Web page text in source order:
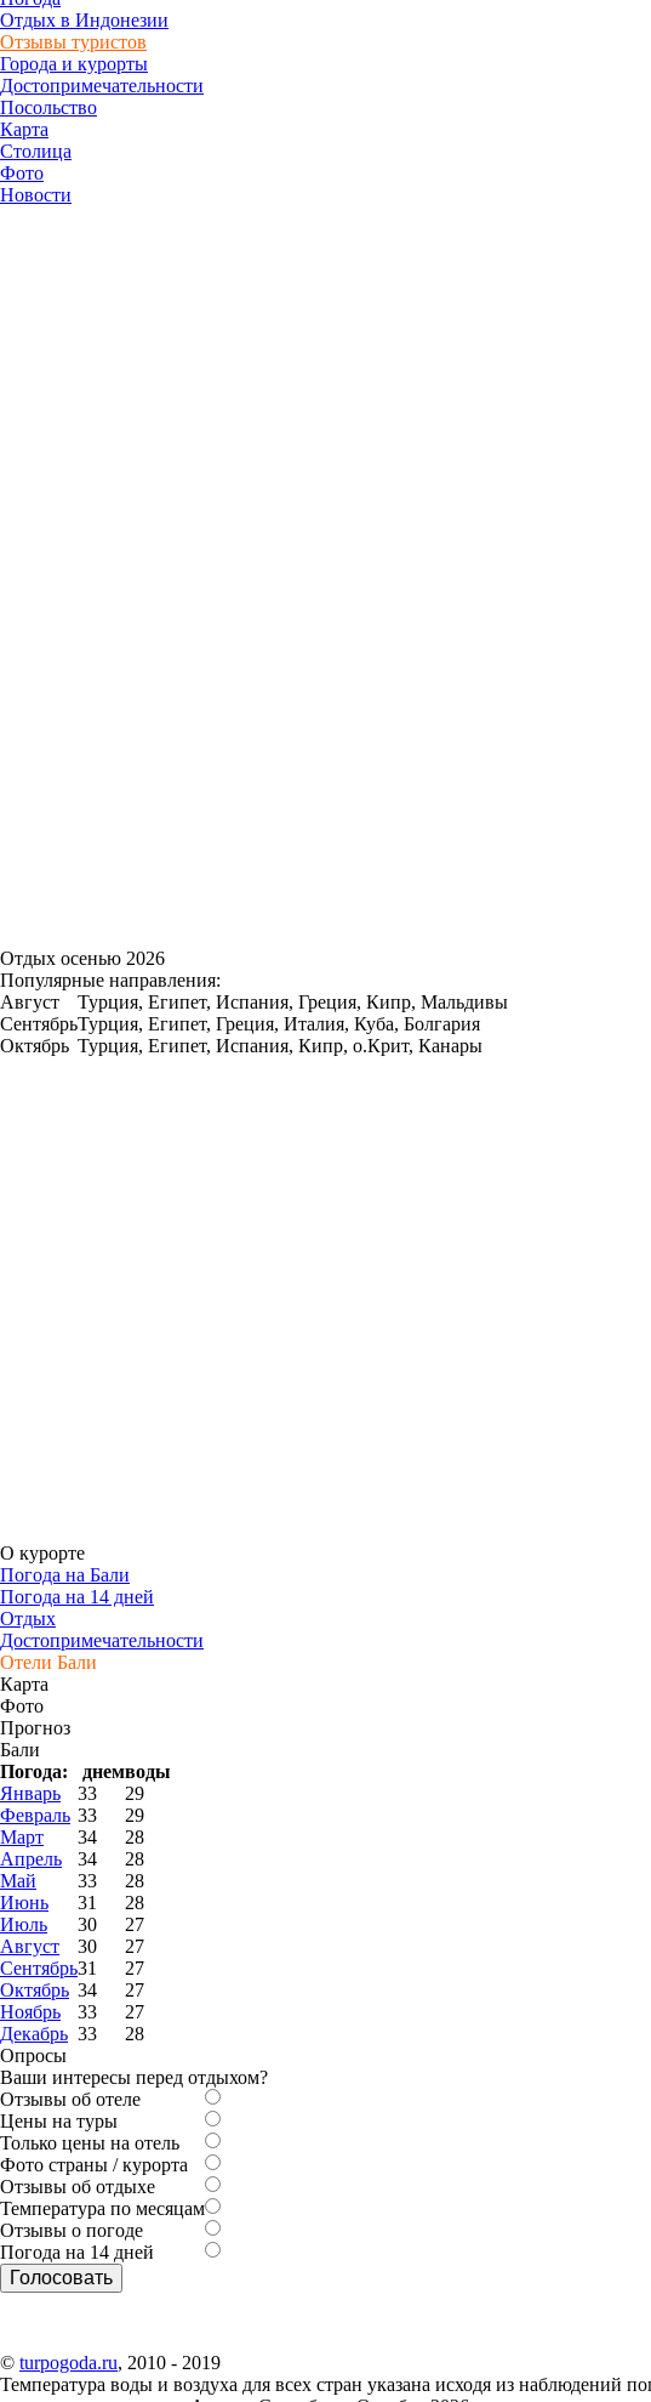
Отдых в Индонезии
Отзывы туристов
Города и курорты
Достопримечательности
Посольство
Карта
Столица
Фото
Новости
Отдых осенью 2026
Популярные направления:
Август
Турция, Египет, Испания, Греция, Кипр, Мальдивы
СентябрьТурция, Египет, Греция, Италия, Куба, Болгария
Октябрь Турция, Египет, Испания, Кипр, о.Крит, Канары
О курорте
Погода на Бали
Погода на 14 дней
Отдых
Достопримечательности
Отели Бали
Карта
Фото
Прогноз
Бали
Погода:
днемводы
Январь
33
29
Февраль 33
29
Март
34
28
Апрель
34
28
Май
33
28
Июнь
31
28
Июль
30
27
Август
30
27
Сентябрь31
27
Октябрь 34
27
Ноябрь
33
27
Декабрь 33
28
Опросы
Ваши интересы перед отдыхом?
Отзывы об отеле
Цены на туры
Только цены на отель
Фото страны / курорта
Отзывы об отдыхе
Температура по месяцам
Отзывы о погоде
Погода на 14 дней
© turpogoda.ru, 2010 - 2019
Температура воды и воздуха для всех стран указана исходя из